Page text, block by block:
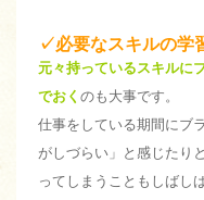
✓必要なスキルの学
元々持っているスキルに
でおく のも大事です。
仕事をしている期間にブ
がしづらい」と感じたり
ってしまうこともしばしば